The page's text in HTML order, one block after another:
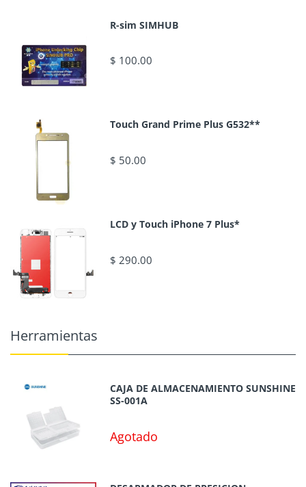
R-sim SIMHUB
$ 100.00
Touch Grand Prime Plus G532**
$ 50.00
LCD y Touch iPhone 7 Plus*
$ 290.00
Herramientas
CAJA DE ALMACENAMIENTO SUNSHINE
SS-001A
Agotado